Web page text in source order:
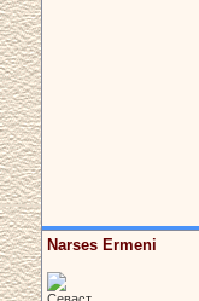
Narses Ermeni